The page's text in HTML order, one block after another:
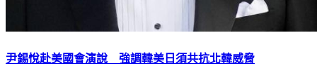
尹錫悅赴美國會演說 強調韓美日須共抗北韓威脅